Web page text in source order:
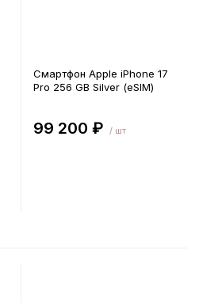
Смартфон Apple iPhone 17
Pro 256 GB Silver (eSIM)
99 200 ₽ / шт